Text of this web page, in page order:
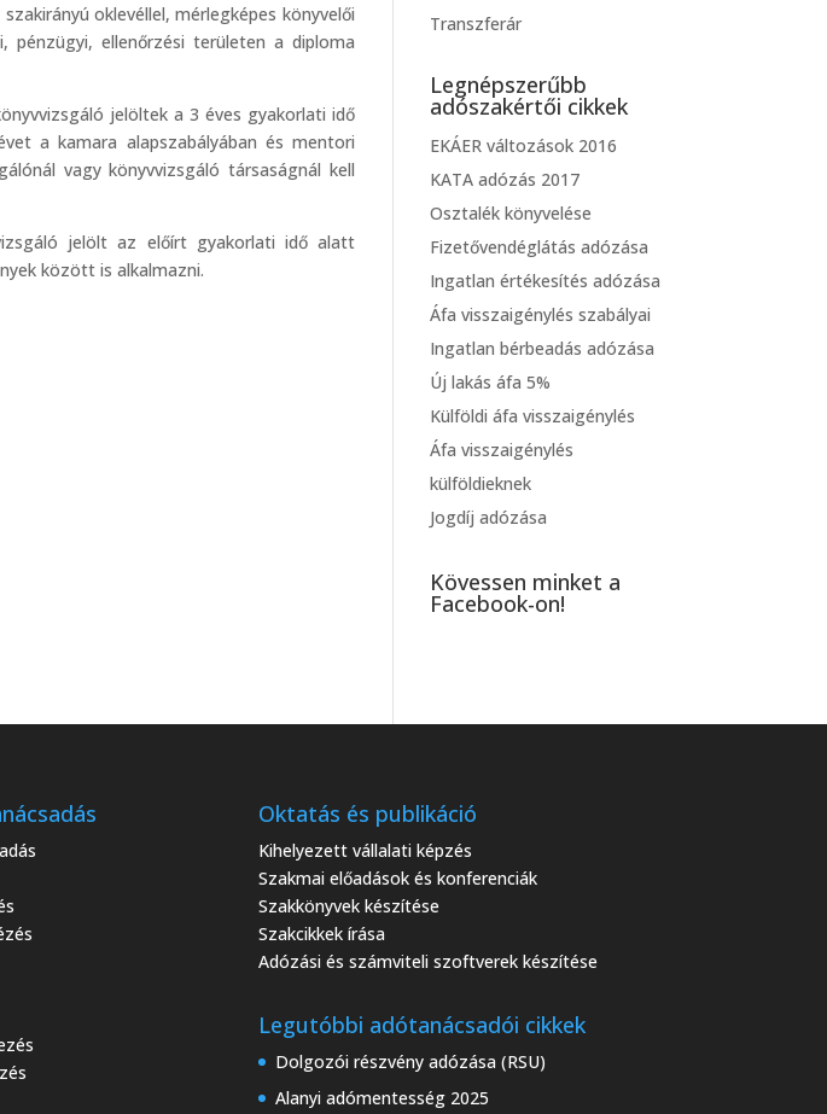
oklevéllel, mérlegképes könyvelői
pénzügyi, ellenőrzési területen a diploma
jelöltek a 3 éves gyakorlati idő
a kamara alapszabályában és mentori
vagy könyvvizsgáló társaságnál kell
jelölt az előírt gyakorlati idő alatt
között is alkalmazni.
Transzferár
Legnépszerűbb
adószakértői cikkek
EKÁER változások 2016
KATA adózás 2017
Osztalék könyvelése
Fizetővendéglátás adózása
Ingatlan értékesítés adózása
Áfa visszaigénylés szabályai
Ingatlan bérbeadás adózása
Új lakás áfa 5%
Külföldi áfa visszaigénylés
Áfa visszaigénylés
külföldieknek
Jogdíj adózása
Kövessen minket a
Facebook-on!
Oktatás és publikáció
Kihelyezett vállalati képzés
Szakmai előadások és konferenciák
Szakkönyvek készítése
Szakcikkek írása
Adózási és számviteli szoftverek készítése
Legutóbbi adótanácsadói cikkek
Dolgozói részvény adózása (RSU)
Alanyi adómentesség 2025